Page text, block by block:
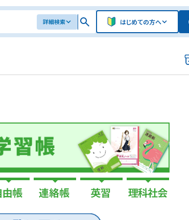
詳細検索 はじめての方へ